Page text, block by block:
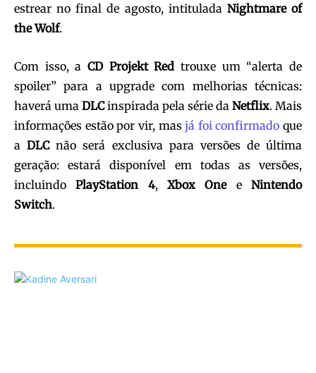
estrear no final de agosto, intitulada Nightmare of
the Wolf.
Com isso, a CD Projekt Red trouxe um “alerta de
spoiler” para a upgrade com melhorias técnicas:
haverá uma DLCinspirada pela série da Netflix. Mais
informações estão por vir, masjá foi confirmado que
aDLCnão será exclusiva para versões de última
geração: estará disponível em todas as versões,
incluindoPlayStation 4,Xbox OneeNintendo
Switch.